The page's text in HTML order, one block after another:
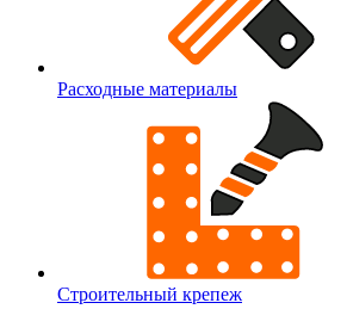
Расходные материалы
Строительный крепеж